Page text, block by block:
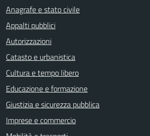
Anagrafe e stato civile
Appalti pubblici
Autorizzazioni
Catasto e urbanistica
Cultura e tempo libero
Educazione e formazione
Giustizia e sicurezza pubblica
Imprese e commercio